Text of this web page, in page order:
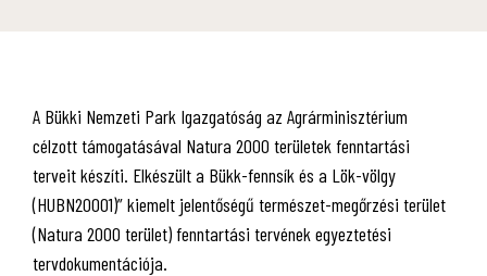
A Bükki Nemzeti Park Igazgatóság az Agrárminisztérium
célzott támogatásával Natura 2000 területek fenntartási
terveit készíti. Elkészült a Bükk-fennsík és a Lök-völgy
(HUBN20001)” kiemelt jelentőségű természet-megőrzési terület
(Natura 2000 terület) fenntartási tervének egyeztetési
tervdokumentációja.